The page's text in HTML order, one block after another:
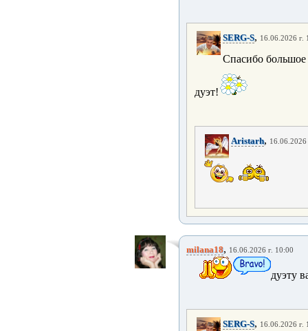
SERG-S, 16.06.2026 г.
Спасибо большое
дуэт!
Aristarh, 16.06.2026
milana18, 16.06.2026 г. 10:00
дуэту
SERG-S, 16.06.2026 г.